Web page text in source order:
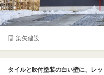
染矢建設